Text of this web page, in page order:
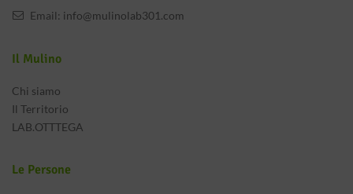
Email: info@mulinolab301.com
Il Mulino
Chi siamo
Il Territorio
LAB.OTTTEGA
Le Persone